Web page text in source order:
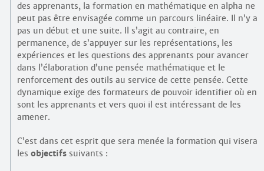
des apprenants, la formation en mathématique en alpha ne
peut pas être envisagée comme un parcours linéaire. Il n’y a
pas un début et une suite. Il s’agit au contraire, en
permanence, de s’appuyer sur les représentations, les
expériences et les questions des apprenants pour avancer
dans l’élaboration d’une pensée mathématique et le
renforcement des outils au service de cette pensée. Cette
dynamique exige des formateurs de pouvoir identifier où en
sont les apprenants et vers quoi il est intéressant de les
amener.
C’est dans cet esprit que sera menée la formation qui visera
les objectifssuivants :